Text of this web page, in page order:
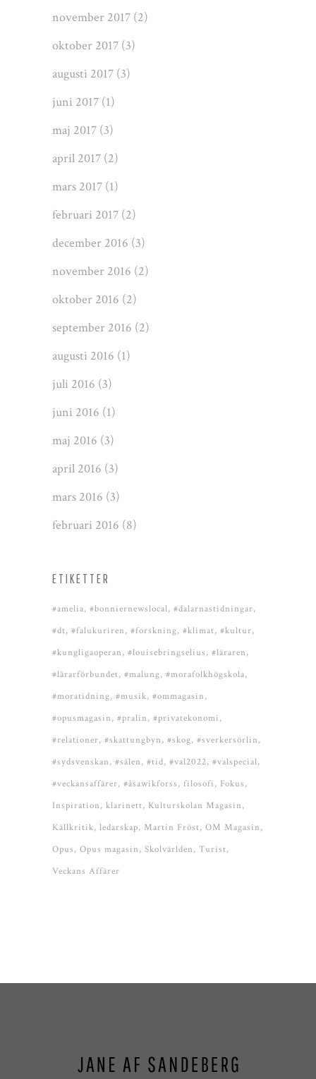
november 2017 (2)
oktober 2017 (3)
augusti 2017 (3)
juni 2017 (1)
maj 2017 (3)
april 2017 (2)
mars 2017 (1)
februari 2017 (2)
december 2016 (3)
november 2016 (2)
oktober 2016 (2)
september 2016 (2)
augusti 2016 (1)
juli 2016 (3)
juni 2016 (1)
maj 2016 (3)
april 2016 (3)
mars 2016 (3)
februari 2016 (8)
ETIKETTER
#amelia #bonniernewslocal #dalarnastidningar
#dt #falukuriren #forskning #klimat #kultur
#kungligaoperan #louisebringselius #läraren
#lärarförbundet #malung #morafolkhögskola
#moratidning #musik #ommagasin
#opusmagasin #pralin #privatekonomi
#relationer #skattungbyn #skog #sverkersörlin
#sydsvenskan #sälen #tid #val2022 #valspecial
#veckansaffärer #åsawikforss filosofi
Fokus
Inspiration klarinett Kulturskolan Magasin
Källkritik ledarskap Martin Fröst OM Magasin
Opus Opus magasin Skolvärlden Turist
Veckans Affärer